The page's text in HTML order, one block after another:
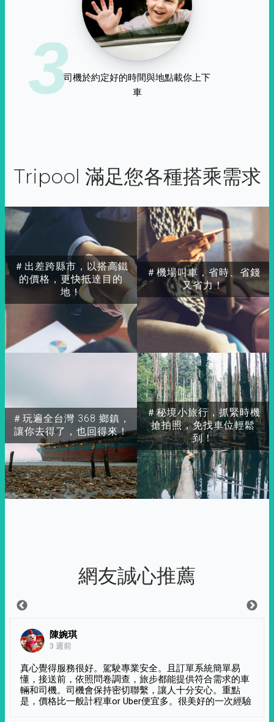
3司機於約定好的時間與地點載你上下
車
Tripool 滿足您各種搭乘需求
＃出差跨縣市，以搭高鐵
的價格，更快抵達目的
地！
＃玩遍全台灣 368 鄉鎮，
讓你去得了，也回得來！
＃秘境小旅行，抓緊時機
搶拍照，免找車位輕鬆
到！
＃機場叫車，省時、省錢
又省力！
網友誠心推薦
陳婉琪
3 週前
真心覺得服務很好。駕駛專業安全。且訂單系統簡單易
懂，接送前，依照問卷調查，旅步都能提供符合需求的車
輛和司機。司機會保持密切聯繫，讓人十分安心。重點
是，價格比一般計程車or Uber便宜多。很美好的一次經驗